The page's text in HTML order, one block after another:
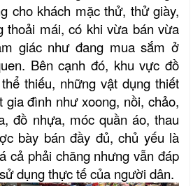
cho khách mặc thử, thử giày,
thoải mái, có khi vừa bán vừa
giác như đang mua sắm ở
Bên cạnh đó, khu vực đồ
thiếu, những vật dụng thiết
gia đình như xoong, nồi, chảo,
đồ nhựa, móc quần áo, thau
bày bán đầy đủ, chủ yếu là
cả phải chăng nhưng vẫn đáp
dụng thực tế của người dân.